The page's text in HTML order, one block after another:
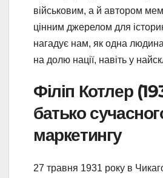
військовим, а й автором
цінним джерелом для
нагадує нам, як одна
на долю нації, навіть у
Філіп Котлер
батько
маркетингу
27 травня 1931 року в